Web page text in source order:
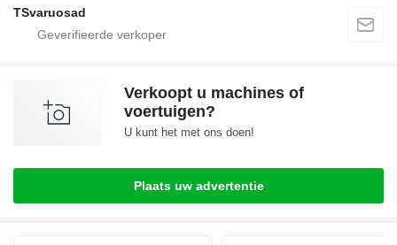
TSvaruosad
Verkoopt u machines of
voertuigen?
U kunt het met ons doen!
Plaats uw advertentie